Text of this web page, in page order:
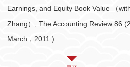
Earnings, and Equity Book Value （
Zhang）, The Accounting Review 86
March，2011 )